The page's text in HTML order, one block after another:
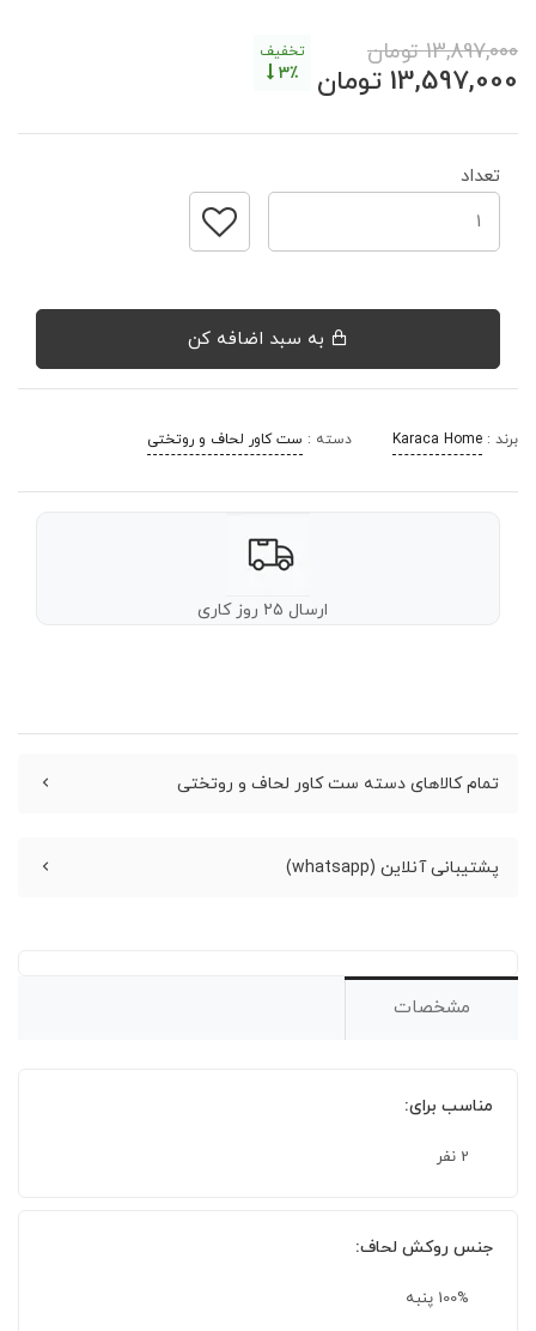
13,897,000 تومان
13,597,000 تومان
تخفیف
3٪
تعداد
برند : Karaca Home دسته : ست کاور لحاف و روتختی
ارسال ۲۵ روز کاری
تمام کالاهای دسته ست کاور لحاف و روتختی
پشتیبانی آنلاین (whatsapp)
مشخصات
مناسب برای:
2 نفر
جنس روکش لحاف:
100% پنبه